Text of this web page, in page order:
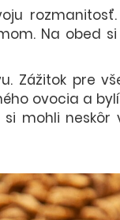
Na obed
Zážitok pre
ovocia a
mohli